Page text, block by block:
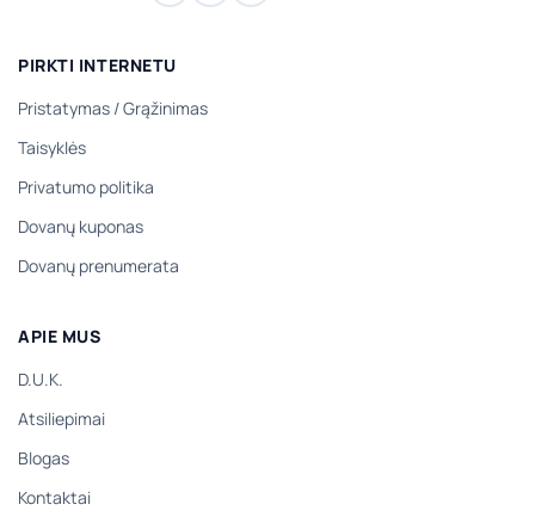
PIRKTI INTERNETU
Pristatymas /Grąžinimas
Taisyklės
Privatumo politika
Dovanų kuponas
Dovanų prenumerata
APIE MUS
D.U.K.
Atsiliepimai
Blogas
Kontaktai